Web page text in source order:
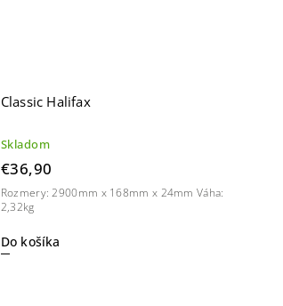
Classic Halifax
Skladom
€36,90
Do košíka
Rozmery: 2900mm x 168mm x 24mm Váha:
2,32kg